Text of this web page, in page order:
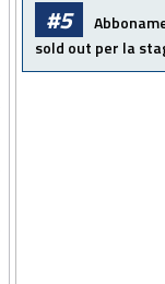
#5
sold out per la